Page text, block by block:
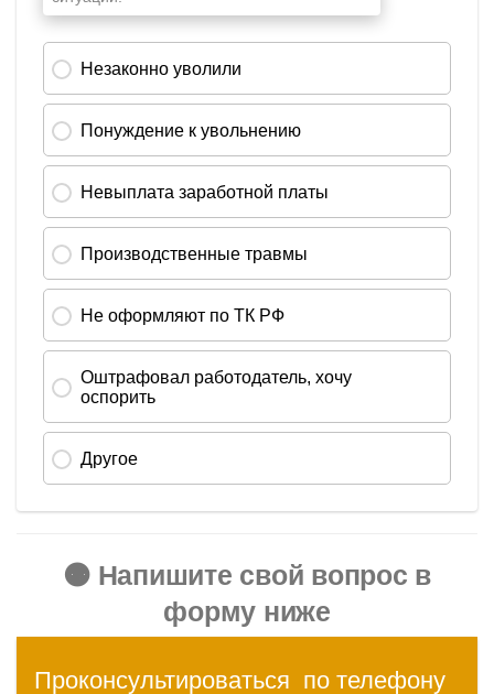
🟠 Напишите свой вопрос в
форму ниже